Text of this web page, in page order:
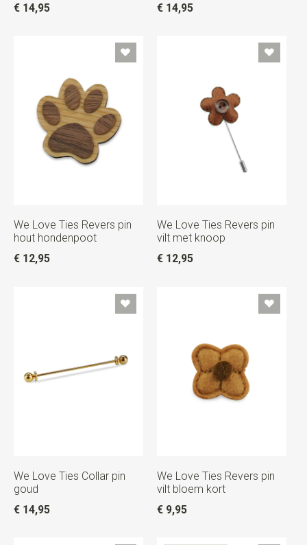
€ 14,95
€ 14,95
We Love Ties Revers pin
hout hondenpoot
€ 12,95
We Love Ties Revers pin
vilt met knoop
€ 12,95
We Love Ties Collar pin
goud
€ 14,95
We Love Ties Revers pin
vilt bloem kort
€ 9,95